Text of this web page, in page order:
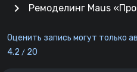
Ремоделинг Maus
chevron_right
Оценить запись могут только
4.2 / 20